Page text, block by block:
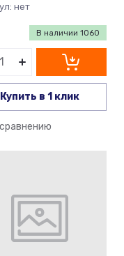
нет
В наличии 1060
Купить в 1 клик